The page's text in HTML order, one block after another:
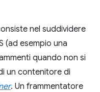
nel suddividere
(ad esempio una
quando non si
un contenitore di
. Un frammentatore